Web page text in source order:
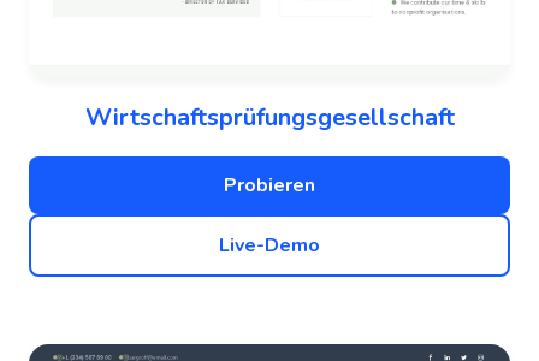
Wirtschaftsprüfungsgesellschaft
Probieren
Live-Demo